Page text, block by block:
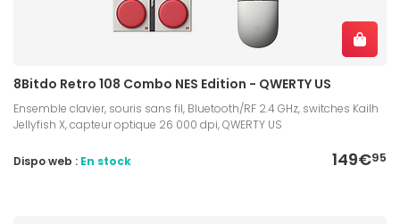
8Bitdo Retro 108 Combo NES Edition - QWERTY US
Ensemble clavier, souris sans fil, Bluetooth/RF 2.4 GHz, switches Kailh
Jellyfish X, capteur optique 26 000 dpi, QWERTY US
149€95
Dispo web : En stock